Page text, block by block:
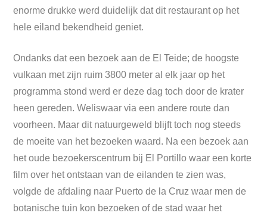
enorme drukke werd duidelijk dat dit restaurant op het
hele eiland bekendheid geniet.
Ondanks dat een bezoek aan de El Teide; de hoogste
vulkaan met zijn ruim 3800 meter al elk jaar op het
programma stond werd er deze dag toch door de krater
heen gereden. Weliswaar via een andere route dan
voorheen. Maar dit natuurgeweld blijft toch nog steeds
de moeite van het bezoeken waard. Na een bezoek aan
het oude bezoekerscentrum bij El Portillo waar een korte
film over het ontstaan van de eilanden te zien was,
volgde de afdaling naar Puerto de la Cruz waar men de
botanische tuin kon bezoeken of de stad waar het